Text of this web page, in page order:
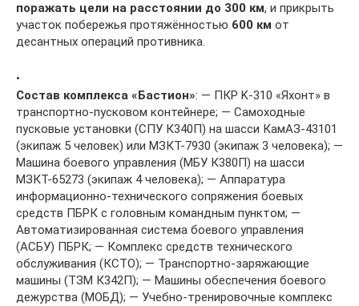
поражать цели на расстоянии до 300 км, и прикрыть
участок побережья протяжённостью 600 км от
десантных операций противника.
•
Состав комплекса «Бастион»: — ПКР K-310 «Яхонт» в
транспортно-пусковом контейнере; — Самоходные
пусковые установки (СПУ К340П) на шасси КамАЗ-43101
(экипаж 5 человек) или МЗКТ-7930 (экипаж 3 человека); —
Машина боевого управления (МБУ К380П) на шасси
МЗКТ-65273 (экипаж 4 человека); — Аппаратура
информационно-технического сопряжения боевых
средств ПБРК с головным командным пунктом; —
Автоматизированная система боевого управления
(АСБУ) ПБРК; — Комплекс средств технического
обслуживания (КСТО); — Транспортно-заряжающие
машины (ТЗМ К342П); — Машины обеспечения боевого
дежурства (МОБД); — Учебно-тренировочные комплекс